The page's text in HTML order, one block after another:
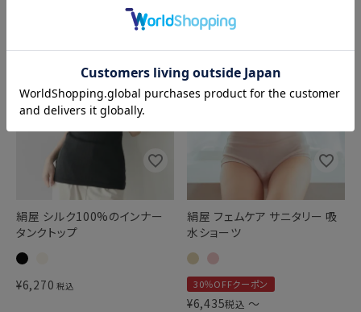
絹屋 シルク100%のインナー
タンクトップ
¥6,270 税込
絹屋 フェムケア サニタリー 吸
水ショーツ
30％OFFクーポン
¥6,435税込 〜